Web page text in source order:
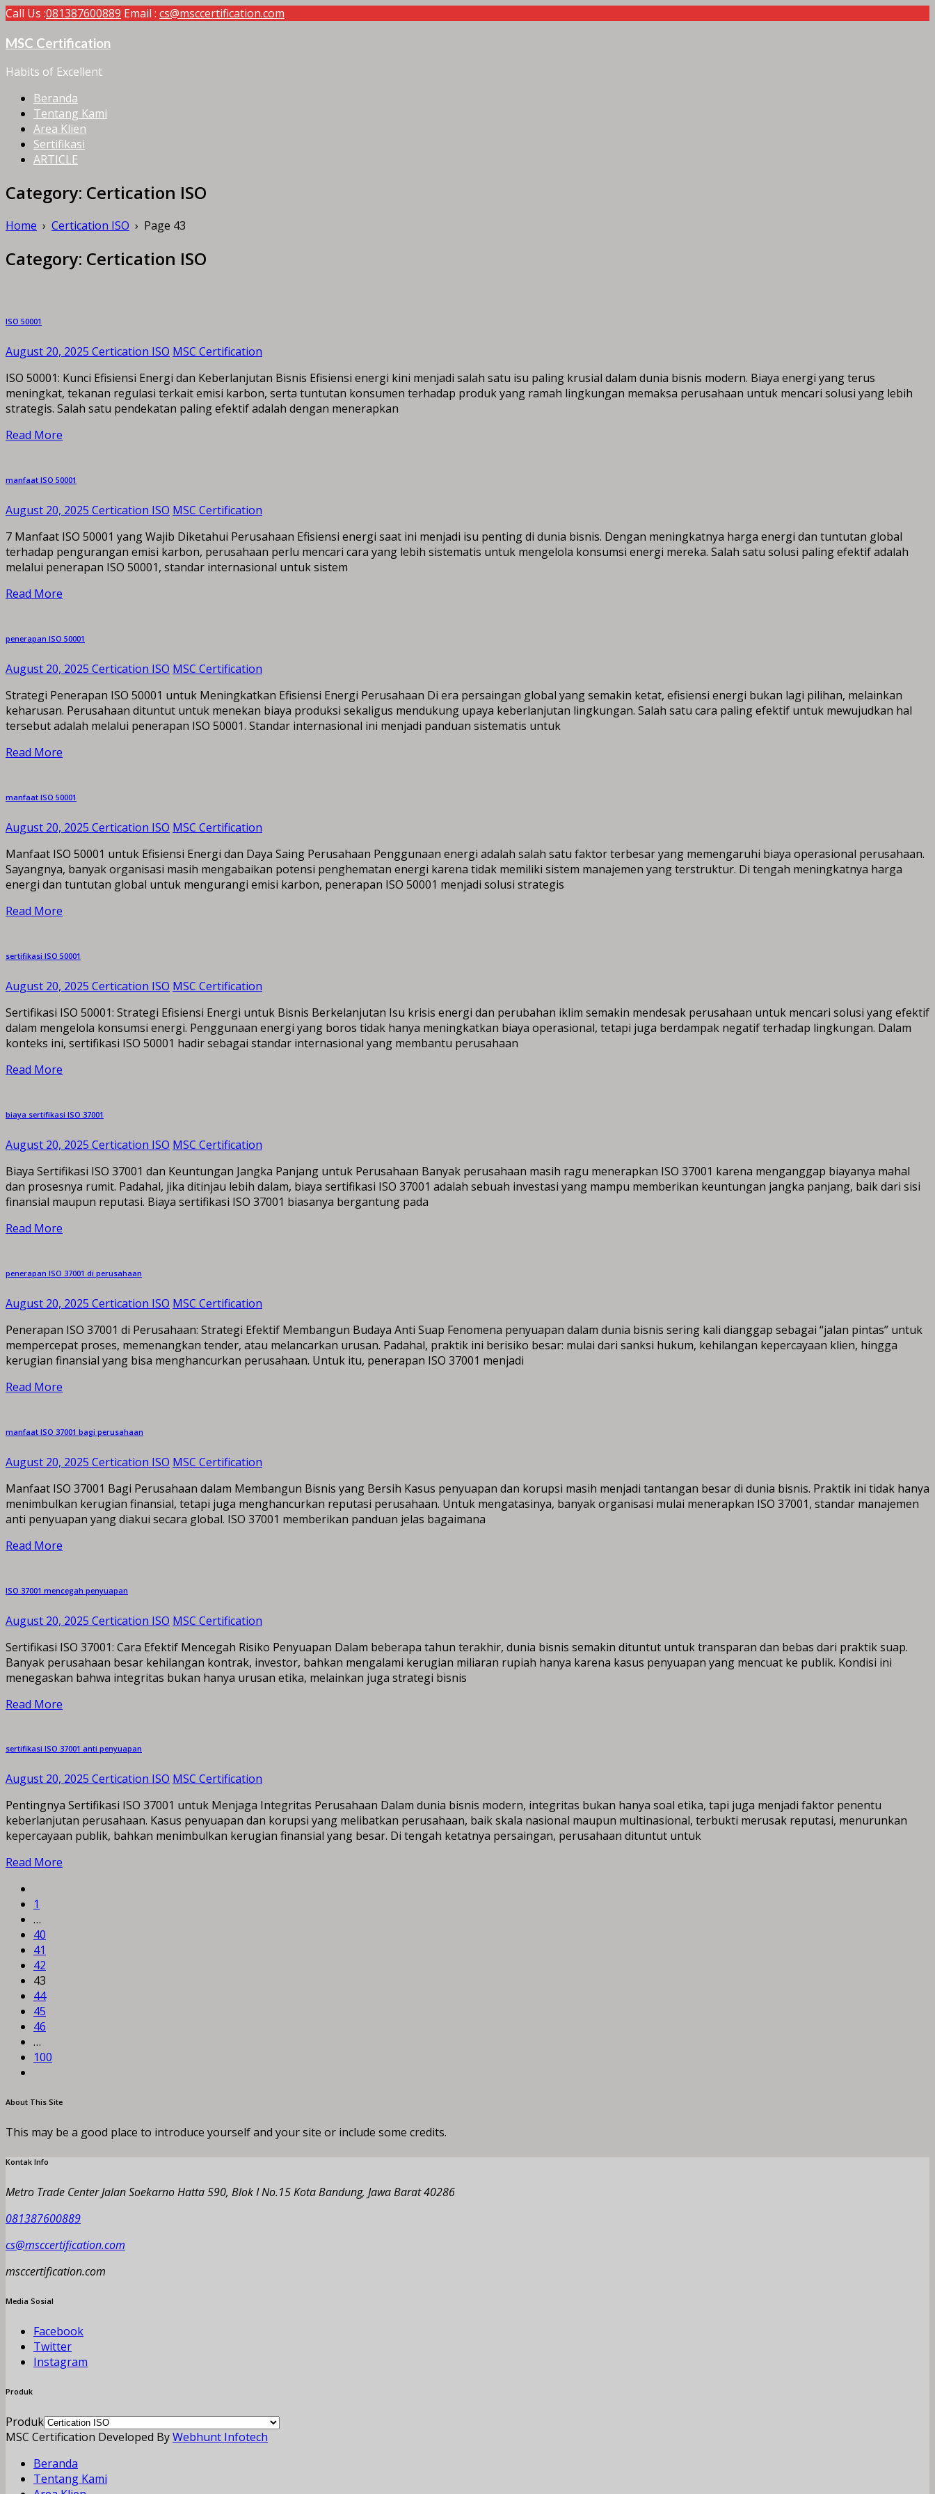
Call Us :081387600889 Email : cs@msccertification.com
MSC Certification
Habits of Excellent
Beranda
Tentang Kami
Area Klien
Sertifikasi
ARTICLE
Category: Certication ISO
Home › Certication ISO › Page 43
Category: Certication ISO
ISO 50001
August 20, 2025 Certication ISO MSC Certification
ISO 50001: Kunci Efisiensi Energi dan Keberlanjutan Bisnis Efisiensi energi kini menjadi salah satu isu paling krusial dalam dunia bisnis modern. Biaya energi yang terus
meningkat, tekanan regulasi terkait emisi karbon, serta tuntutan konsumen terhadap produk yang ramah lingkungan memaksa perusahaan untuk mencari solusi yang lebih
strategis. Salah satu pendekatan paling efektif adalah dengan menerapkan
Read More
manfaat ISO 50001
August 20, 2025 Certication ISO MSC Certification
7 Manfaat ISO 50001 yang Wajib Diketahui Perusahaan Efisiensi energi saat ini menjadi isu penting di dunia bisnis. Dengan meningkatnya harga energi dan tuntutan global
terhadap pengurangan emisi karbon, perusahaan perlu mencari cara yang lebih sistematis untuk mengelola konsumsi energi mereka. Salah satu solusi paling efektif adalah
melalui penerapan ISO 50001, standar internasional untuk sistem
Read More
penerapan ISO 50001
August 20, 2025 Certication ISO MSC Certification
Strategi Penerapan ISO 50001 untuk Meningkatkan Efisiensi Energi Perusahaan Di era persaingan global yang semakin ketat, efisiensi energi bukan lagi pilihan, melainkan
keharusan. Perusahaan dituntut untuk menekan biaya produksi sekaligus mendukung upaya keberlanjutan lingkungan. Salah satu cara paling efektif untuk mewujudkan hal
tersebut adalah melalui penerapan ISO 50001. Standar internasional ini menjadi panduan sistematis untuk
Read More
manfaat ISO 50001
August 20, 2025 Certication ISO MSC Certification
Manfaat ISO 50001 untuk Efisiensi Energi dan Daya Saing Perusahaan Penggunaan energi adalah salah satu faktor terbesar yang memengaruhi biaya operasional perusahaan.
Sayangnya, banyak organisasi masih mengabaikan potensi penghematan energi karena tidak memiliki sistem manajemen yang terstruktur. Di tengah meningkatnya harga
energi dan tuntutan global untuk mengurangi emisi karbon, penerapan ISO 50001 menjadi solusi strategis
Read More
sertifikasi ISO 50001
August 20, 2025 Certication ISO MSC Certification
Sertifikasi ISO 50001: Strategi Efisiensi Energi untuk Bisnis Berkelanjutan Isu krisis energi dan perubahan iklim semakin mendesak perusahaan untuk mencari solusi yang efektif
dalam mengelola konsumsi energi. Penggunaan energi yang boros tidak hanya meningkatkan biaya operasional, tetapi juga berdampak negatif terhadap lingkungan. Dalam
konteks ini, sertifikasi ISO 50001 hadir sebagai standar internasional yang membantu perusahaan
Read More
biaya sertifikasi ISO 37001
August 20, 2025 Certication ISO MSC Certification
Biaya Sertifikasi ISO 37001 dan Keuntungan Jangka Panjang untuk Perusahaan Banyak perusahaan masih ragu menerapkan ISO 37001 karena menganggap biayanya mahal
dan prosesnya rumit. Padahal, jika ditinjau lebih dalam, biaya sertifikasi ISO 37001 adalah sebuah investasi yang mampu memberikan keuntungan jangka panjang, baik dari sisi
finansial maupun reputasi. Biaya sertifikasi ISO 37001 biasanya bergantung pada
Read More
penerapan ISO 37001 di perusahaan
August 20, 2025 Certication ISO MSC Certification
Penerapan ISO 37001 di Perusahaan: Strategi Efektif Membangun Budaya Anti Suap Fenomena penyuapan dalam dunia bisnis sering kali dianggap sebagai “jalan pintas” untuk
mempercepat proses, memenangkan tender, atau melancarkan urusan. Padahal, praktik ini berisiko besar: mulai dari sanksi hukum, kehilangan kepercayaan klien, hingga
kerugian finansial yang bisa menghancurkan perusahaan. Untuk itu, penerapan ISO 37001 menjadi
Read More
manfaat ISO 37001 bagi perusahaan
August 20, 2025 Certication ISO MSC Certification
Manfaat ISO 37001 Bagi Perusahaan dalam Membangun Bisnis yang Bersih Kasus penyuapan dan korupsi masih menjadi tantangan besar di dunia bisnis. Praktik ini tidak hanya
menimbulkan kerugian finansial, tetapi juga menghancurkan reputasi perusahaan. Untuk mengatasinya, banyak organisasi mulai menerapkan ISO 37001, standar manajemen
anti penyuapan yang diakui secara global. ISO 37001 memberikan panduan jelas bagaimana
Read More
ISO 37001 mencegah penyuapan
August 20, 2025 Certication ISO MSC Certification
Sertifikasi ISO 37001: Cara Efektif Mencegah Risiko Penyuapan Dalam beberapa tahun terakhir, dunia bisnis semakin dituntut untuk transparan dan bebas dari praktik suap.
Banyak perusahaan besar kehilangan kontrak, investor, bahkan mengalami kerugian miliaran rupiah hanya karena kasus penyuapan yang mencuat ke publik. Kondisi ini
menegaskan bahwa integritas bukan hanya urusan etika, melainkan juga strategi bisnis
Read More
sertifikasi ISO 37001 anti penyuapan
August 20, 2025 Certication ISO MSC Certification
Pentingnya Sertifikasi ISO 37001 untuk Menjaga Integritas Perusahaan Dalam dunia bisnis modern, integritas bukan hanya soal etika, tapi juga menjadi faktor penentu
keberlanjutan perusahaan. Kasus penyuapan dan korupsi yang melibatkan perusahaan, baik skala nasional maupun multinasional, terbukti merusak reputasi, menurunkan
kepercayaan publik, bahkan menimbulkan kerugian finansial yang besar. Di tengah ketatnya persaingan, perusahaan dituntut untuk
Read More
1
…
40
41
42
43
44
45
46
…
100
About This Site
This may be a good place to introduce yourself and your site or include some credits.
Kontak Info
Metro Trade Center Jalan Soekarno Hatta 590, Blok I No.15 Kota Bandung, Jawa Barat 40286
081387600889
cs@msccertification.com
msccertification.com
Media Sosial
Facebook
Twitter
Instagram
Produk
Produk
MSC Certification Developed ByWebhunt Infotech
Beranda
Tentang Kami